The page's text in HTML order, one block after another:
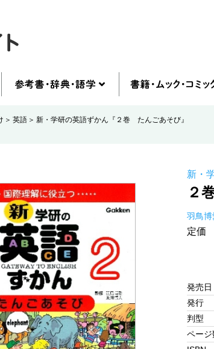
英語 新・学研の英語ずかん『２巻 たんごあそび』
新・
２
羽鳥博
定価
発売日
発行
判型
ページ